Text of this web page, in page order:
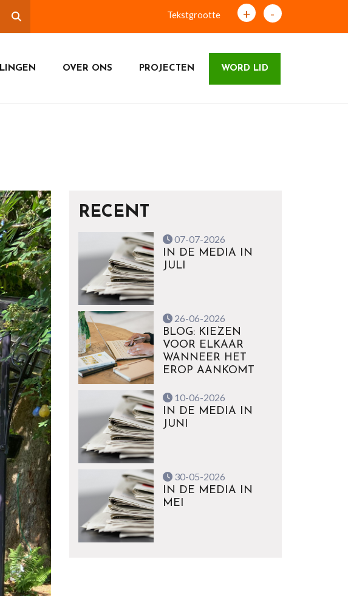
Tekstgrootte + -
OVER ONS PROJECTEN WORD LID
RECENT
07-07-2026
IN DE MEDIA IN
JULI
26-06-2026
BLOG: KIEZEN
VOOR ELKAAR
WANNEER HET
EROP AANKOMT
10-06-2026
IN DE MEDIA IN
JUNI
30-05-2026
IN DE MEDIA IN
MEI